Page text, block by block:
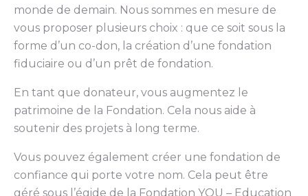
monde de demain. Nous sommes en mesure de
vous proposer plusieurs choix : que ce soit sous la
forme d’un co-don, la création d’une fondation
fiduciaire ou d’un prêt de fondation.
En tant que donateur, vous augmentez le
patrimoine de la Fondation. Cela nous aide à
soutenir des projets à long terme.
Vous pouvez également créer une fondation de
confiance qui porte votre nom. Cela peut être
géré sous l’égide de la Fondation YOU – Education